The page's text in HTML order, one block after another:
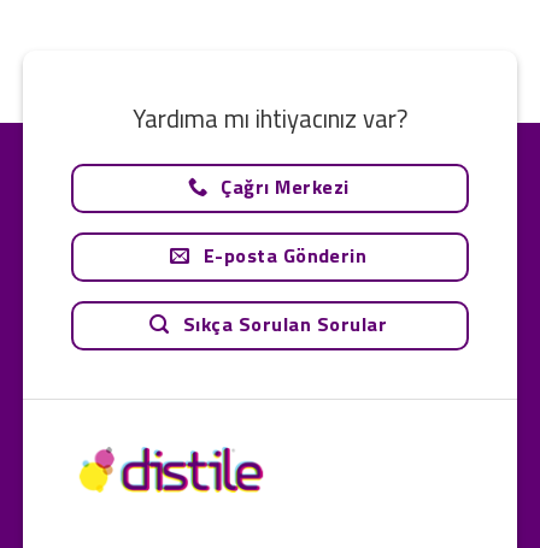
Yardıma mı ihtiyacınız var?
Çağrı Merkezi
E-posta Gönderin
Sıkça Sorulan Sorular